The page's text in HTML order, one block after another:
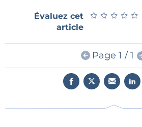
continu de révélations sur les
surveillance gouvernementaux
employées pour leurs mises en
Pew Research Center ,
dans son article qu’en 2015 87 %
savaient que les
Toujours d’après cette étude, 57
Évaluez cet
article
★ ★ ★ ★ ★
★ ★ ★ ★ ★
Page 1 / 1